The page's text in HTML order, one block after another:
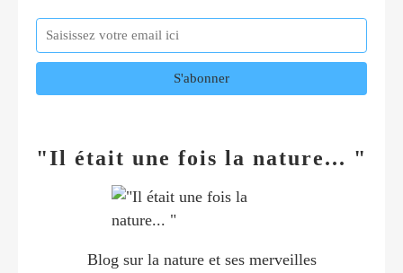
"Il était une fois la nature... "
Blog sur la nature et ses merveilles